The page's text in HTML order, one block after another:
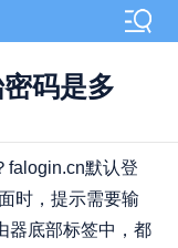
码是多
falogin.cn默认登
时，提示需要输
器底部标签中，都